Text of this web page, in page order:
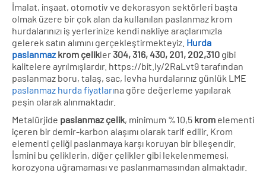
İmalat, inşaat, otomotiv ve dekorasyon sektörleri başta
olmak üzere bir çok alan da kullanılan paslanmaz krom
hurdalarınızı iş yerlerinize kendi nakliye araçlarımızla
gelerek satın alımını gerçekleştirmekteyiz. Hurda
paslanmaz krom çelikler304, 316, 430, 201, 202,310 gibi
kalitelere ayrılmışlardır. https://bit.ly/2RaLvt9 tarafından
paslanmaz boru, talaş, sac, levha hurdalarınız günlük LME
paslanmaz hurda fiyatlarına göre değerleme yapılarak
peşin olarak alınmaktadır.
Metalürjide paslanmaz çelik, minimum %10,5 krom elementi
içeren bir demir-karbon alaşımı olarak tarif edilir. Krom
elementi çeliği paslanmaya karşı koruyan bir bileşendir.
İsmini bu çeliklerin, diğer çelikler gibi lekelenmemesi,
korozyona uğramaması ve paslanmamasından almaktadır.